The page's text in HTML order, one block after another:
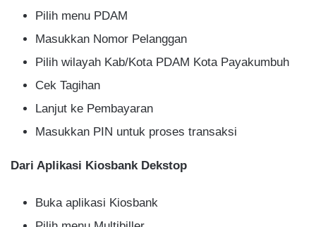
Pilih menu PDAM
Masukkan Nomor Pelanggan
Pilih wilayah Kab/Kota PDAM Kota Payakumbuh
Cek Tagihan
Lanjut ke Pembayaran
Masukkan PIN untuk proses transaksi
Dari Aplikasi Kiosbank Dekstop
Buka aplikasi Kiosbank